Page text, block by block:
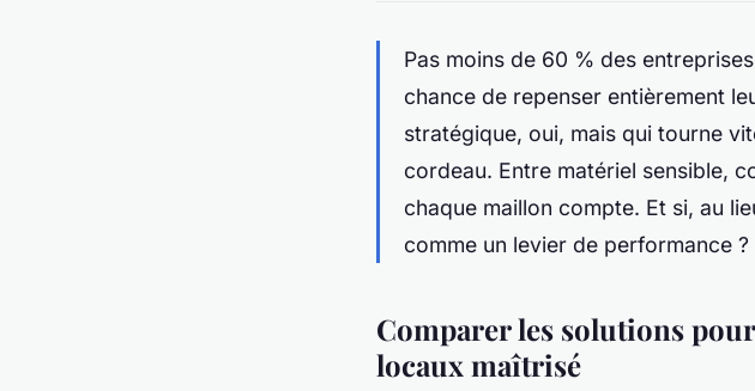
Pas moins de 60 % des
chance de repenser entièrement
stratégique, oui, mais qui tourne
cordeau. Entre matériel sensible,
chaque maillon compte. Et si, au
comme un levier de performance ?
Comparer les solutions
locaux maîtrisé